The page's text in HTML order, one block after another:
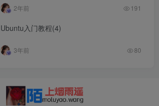
2年前 191
Ubuntu入门教程(4)
3年前 80